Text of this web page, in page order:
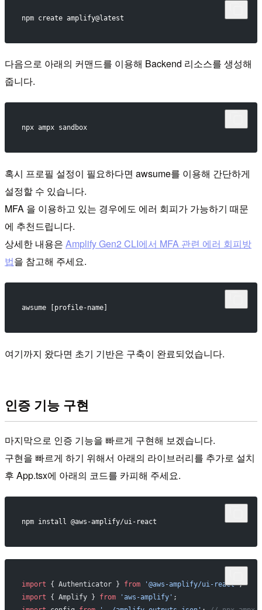
npm create amplify@latest
다음으로 아래의 커맨드를 이용해 Backend 리소스를 생성해
줍니다.
npx ampx sandbox
혹시 프로필 설정이 필요하다면 awsume를 이용해 간단하게
설정할 수 있습니다.
MFA 을 이용하고 있는 경우에도 에러 회피가 가능하기 때문
에 추천드립니다.
상세한 내용은 Amplify Gen2 CLI에서 MFA 관련 에러 회피방
법을 참고해 주세요.
awsume [profile-name]
여기까지 왔다면 초기 기반은 구축이 완료되었습니다.
인증 기능 구현
마지막으로 인증 기능을 빠르게 구현해 보겠습니다.
구현을 빠르게 하기 위해서 아래의 라이브러리를 추가로 설치
후 App.tsx에 아래의 코드를 카피해 주세요.
npm install @aws-amplify/ui-react
import { Authenticator } from '@aws-amplify/ui-react';
import { Amplify } from 'aws-amplify' ;